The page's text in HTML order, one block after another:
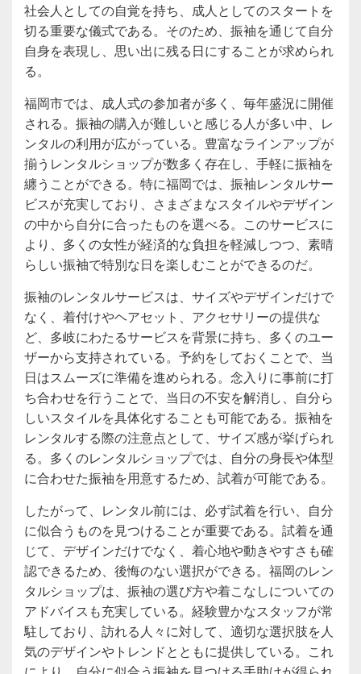
社会人としての自覚を持ち、成人としてのスタートを
切る重要な儀式である。そのため、振袖を通じて自分
自身を表現し、思い出に残る日にすることが求められ
る。
福岡市では、成人式の参加者が多く、毎年盛況に開催
される。振袖の購入が難しいと感じる人が多い中、レ
ンタルの利用が広がっている。豊富なラインアップが
揃うレンタルショップが数多く存在し、手軽に振袖を
纏うことができる。特に福岡では、振袖レンタルサー
ビスが充実しており、さまざまなスタイルやデザイン
の中から自分に合ったものを選べる。このサービスに
より、多くの女性が経済的な負担を軽減しつつ、素晴
らしい振袖で特別な日を楽しむことができるのだ。
振袖のレンタルサービスは、サイズやデザインだけで
なく、着付けやヘアセット、アクセサリーの提供な
ど、多岐にわたるサービスを背景に持ち、多くのユー
ザーから支持されている。予約をしておくことで、当
日はスムーズに準備を進められる。念入りに事前に打
ち合わせを行うことで、当日の不安を解消し、自分ら
しいスタイルを具体化することも可能である。振袖を
レンタルする際の注意点として、サイズ感が挙げられ
る。多くのレンタルショップでは、自分の身長や体型
に合わせた振袖を用意するため、試着が可能である。
したがって、レンタル前には、必ず試着を行い、自分
に似合うものを見つけることが重要である。試着を通
じて、デザインだけでなく、着心地や動きやすさも確
認できるため、後悔のない選択ができる。福岡のレン
タルショップは、振袖の選び方や着こなしについての
アドバイスも充実している。経験豊かなスタッフが常
駐しており、訪れる人々に対して、適切な選択肢を人
気のデザインやトレンドとともに提供している。これ